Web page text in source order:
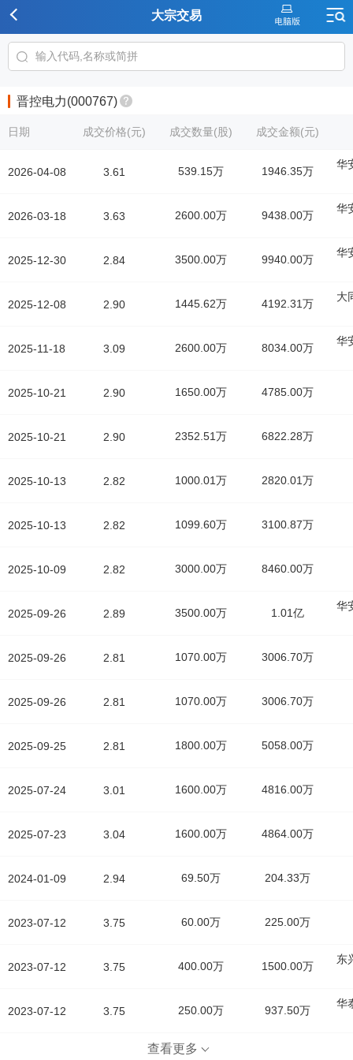
大宗交易
晋控电力(000767)
日期
2026-04-08
2026-03-18
2025-12-30
2025-12-08
2025-11-18
2025-10-21
2025-10-21
2025-10-13
2025-10-13
2025-10-09
2025-09-26
2025-09-26
2025-09-26
2025-09-25
2025-07-24
2025-07-23
2024-01-09
2023-07-12
2023-07-12
2023-07-12
成交价格(元) 成交数量(股) 成交金额(元)
3.61 539.15万 1946.35万
华
3.63 2600.00万 9438.00万
华
2.84 3500.00万 9940.00万
华
2.90 1445.62万 4192.31万
大
3.09 2600.00万 8034.00万
华
2.90 1650.00万 4785.00万
2.90 2352.51万 6822.28万
2.82 1000.01万 2820.01万
2.82 1099.60万 3100.87万
2.82 3000.00万 8460.00万
2.89 3500.00万 1.01亿
华
2.81 1070.00万 3006.70万
2.81 1070.00万 3006.70万
2.81 1800.00万 5058.00万
3.01 1600.00万 4816.00万
3.04 1600.00万 4864.00万
2.94 69.50万 204.33万
3.75 60.00万 225.00万
3.75 400.00万 1500.00万
东
3.75 250.00万 937.50万
华
查看更多